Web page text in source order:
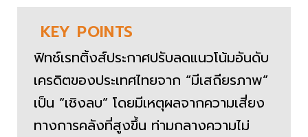
KEY POINTS
ฟิทช์เรทติ้งส์ประกาศปรับลดแนวโน้มอันดับ
เครดิตของประเทศไทยจาก “มีเสถียรภาพ”
เป็น “เชิงลบ” โดยมีเหตุผลจากความเสี่ยง
ทางการคลังที่สูงขึ้น ท่ามกลางความไม่